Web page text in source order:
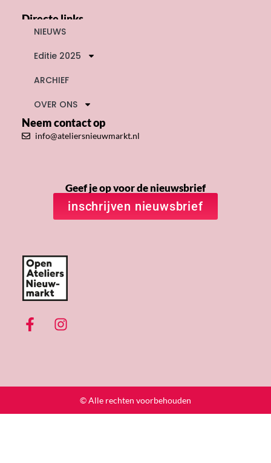
Directe links
NIEUWS
Editie 2025
ARCHIEF
OVER ONS
Neem contact op
info@ateliersnieuwmarkt.nl
Geef je op voor de nieuwsbrief
inschrijven nieuwsbrief
© Alle rechten voorbehouden